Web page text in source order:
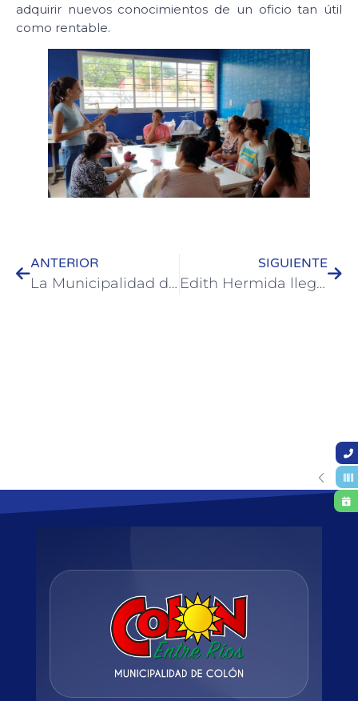
adquirir nuevos conocimientos de un oficio tan útil
como rentable.
ANTERIOR
La Municipalidad de Colón acompaña los bailables de PECU en Club Sauce
SIGUIENTE
Edith Hermida llega a Colón con su obra “Teneme Paciencia”